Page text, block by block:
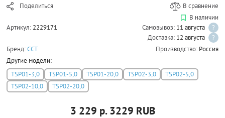
Поделиться В сравнение
Артикул: 2229171
В наличии
Самовывоз: 11 августа
?
Доставка: 12 августа
?
Бренд:ССТ Производство: Россия
Другие модели:
TSP01-3,0
TSP01-5,0 TSP01-20,0 TSP02-3,0
TSP02-5,0
TSP02-10,0
TSP02-20,0
3 229 р. 3229 RUB